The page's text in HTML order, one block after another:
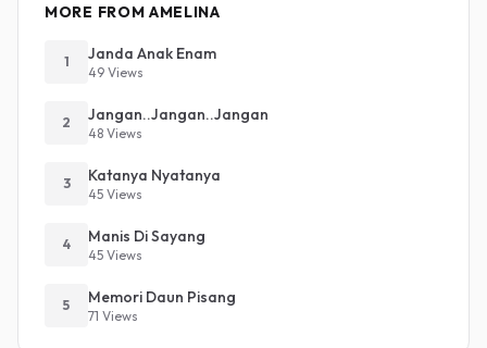
MORE FROM AMELINA
1 Janda Anak Enam
49 Views
2 Jangan..Jangan..Jangan
48 Views
3 Katanya Nyatanya
45 Views
4 Manis Di Sayang
45 Views
5 Memori Daun Pisang
71 Views